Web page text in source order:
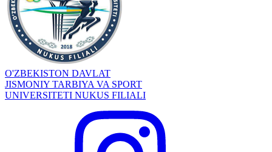
O'ZBEKISTON DAVLAT
JISMONIY TARBIYA VA SPORT
UNIVERSITETI NUKUS FILIALI